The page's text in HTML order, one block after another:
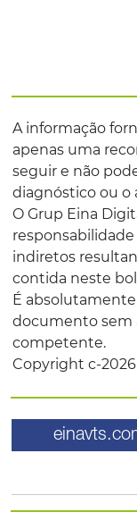
A informação
apenas uma
seguir e não
diagnóstico ou o
O Grup Eina
indiretos
contida neste
É
documento sem
competente.
Copyright c-